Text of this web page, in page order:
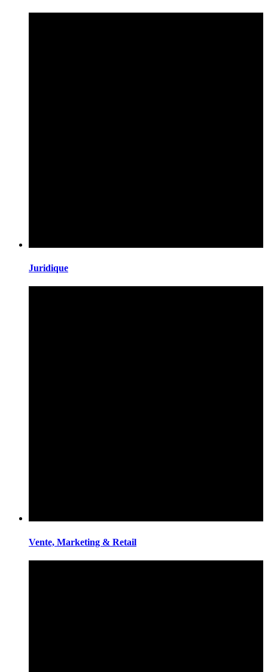
Juridique
Vente, Marketing & Retail